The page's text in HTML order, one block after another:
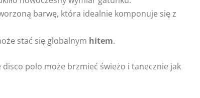
barwę, która idealnie komponuje się z
stać się globalnym hitem.
polo może brzmieć świeżo i tanecznie jak